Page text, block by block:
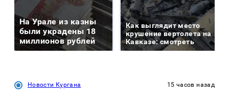
На Урале из казны
были украдены 18
миллионов рублей
Как выглядит место
крушение вертолета на
Кавказе: смотреть
Новости Кургана 15 часов назад